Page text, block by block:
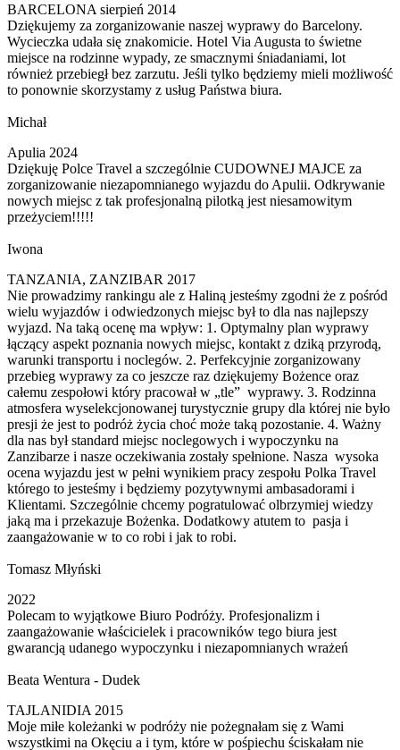
BARCELONA sierpień 2014
Dziękujemy za zorganizowanie naszej wyprawy do Barcelony.
Wycieczka udała się znakomicie. Hotel Via Augusta to świetne
miejsce na rodzinne wypady, ze smacznymi śniadaniami, lot
również przebiegł bez zarzutu. Jeśli tylko będziemy mieli możliwość
to ponownie skorzystamy z usług Państwa biura.
Michał
Apulia 2024
Dziękuję Polce Travel a szczególnie CUDOWNEJ MAJCE za
zorganizowanie niezapomnianego wyjazdu do Apulii. Odkrywanie
nowych miejsc z tak profesjonalną pilotką jest niesamowitym
przeżyciem!!!!!
Iwona
TANZANIA, ZANZIBAR 2017
Nie prowadzimy rankingu ale z Haliną jesteśmy zgodni że z pośród
wielu wyjazdów i odwiedzonych miejsc był to dla nas najlepszy
wyjazd. Na taką ocenę ma wpływ: 1. Optymalny plan wyprawy
łączący aspekt poznania nowych miejsc, kontakt z dziką przyrodą,
warunki transportu i noclegów. 2. Perfekcyjnie zorganizowany
przebieg wyprawy za co jeszcze raz dziękujemy Bożence oraz
całemu zespołowi który pracował w „tle” wyprawy. 3. Rodzinna
atmosfera wyselekcjonowanej turystycznie grupy dla której nie było
presji że jest to podróż życia choć może taką pozostanie. 4. Ważny
dla nas był standard miejsc noclegowych i wypoczynku na
Zanzibarze i nasze oczekiwania zostały spełnione. Nasza wysoka
ocena wyjazdu jest w pełni wynikiem pracy zespołu Polka Travel
którego to jesteśmy i będziemy pozytywnymi ambasadorami i
Klientami. Szczególnie chcemy pogratulować olbrzymiej wiedzy
jaką ma i przekazuje Bożenka. Dodatkowy atutem to pasja i
zaangażowanie w to co robi i jak to robi.
Tomasz Młyński
2022
Polecam to wyjątkowe Biuro Podróży. Profesjonalizm i
zaangażowanie właścicielek i pracowników tego biura jest
gwarancją udanego wypoczynku i niezapomnianych wrażeń
Beata Wentura - Dudek
TAJLANIDIA 2015
Moje miłe koleżanki w podróży nie pożegnałam się z Wami
wszystkimi na Okęciu a i tym, które w pośpiechu ściskałam nie